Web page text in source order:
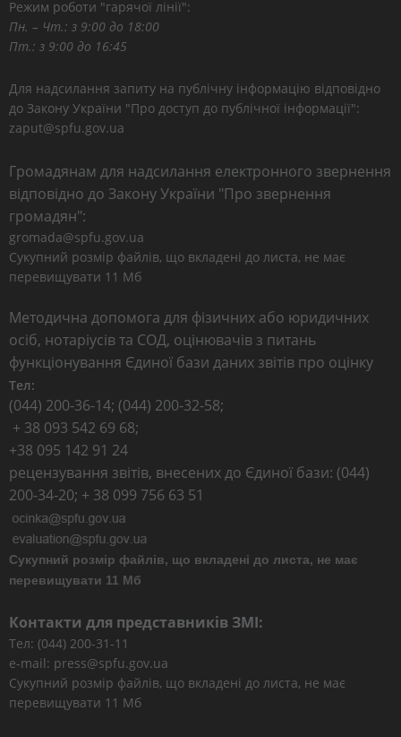
Режим роботи "гарячої лінії":
Пн. – Чт.: з 9:00 до 18:00
Пт.: з 9:00 до 16:45
Для надсилання запиту на публічну інформацію відповідно
до Закону України "Про доступ до публічної інформації":
zaput@spfu.gov.ua
Громадянам для надсилання електронного звернення
відповідно до Закону України "Про звернення
громадян":
gromada@spfu.gov.ua
Сукупний розмір файлів, що вкладені до листа, не має
перевищувати 11 Мб
Методична допомога для фізичних або юридичних
осіб, нотаріусів та СОД, оцінювачів з питань
функціонування Єдиної бази даних звітів про оцінку
Тел:
(044) 200-36-14; (044) 200-32-58;
+ 38 093 542 69 68;
+38 095 142 91 24
рецензування звітів, внесених до Єдиної бази: (044)
200-34-20; + 38 099 756 63 51
Сукупний розмір файлів, що вкладені до листа, не має
перевищувати 11 Мб
Контакти для представників ЗМІ:
Тел: (044) 200-31-11
e-mail: press@spfu.gov.ua
Сукупний розмір файлів, що вкладені до листа, не має
перевищувати 11 Мб